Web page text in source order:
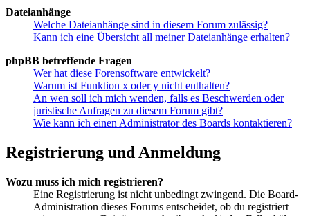
Dateianhänge
Welche Dateianhänge sind in diesem Forum zulässig?
Kann ich eine Übersicht all meiner Dateianhänge erhalten?
phpBB betreffende Fragen
Wer hat diese Forensoftware entwickelt?
Warum ist Funktion x oder y nicht enthalten?
An wen soll ich mich wenden, falls es Beschwerden oder
juristische Anfragen zu diesem Forum gibt?
Wie kann ich einen Administrator des Boards kontaktieren?
Registrierung und Anmeldung
Wozu muss ich mich registrieren?
Eine Registrierung ist nicht unbedingt zwingend. Die Board-
Administration dieses Forums entscheidet, ob du registriert